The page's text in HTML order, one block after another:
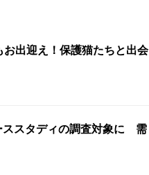
お出迎え！保護猫たちと出会
ススタディの調査対象に 需